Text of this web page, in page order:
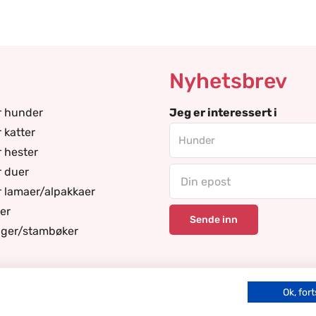
hunder
katter
hester
duer
lamaer/alpakkaer
stambøker
Nyhetsbrev
Jeg er interessert i
Ok,